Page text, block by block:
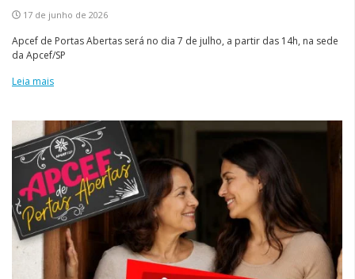
17 de junho de 2026
Apcef de Portas Abertas será no dia 7 de julho, a partir das 14h, na sede
da Apcef/SP
Leia mais